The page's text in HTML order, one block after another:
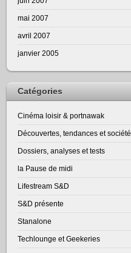
mai 2007
avril 2007
janvier 2005
Catégories
Cinéma loisir & portnawak
Découvertes, tendances et société
Dossiers, analyses et tests
la Pause de midi
Lifestream S&D
S&D présente
Stanalone
Techlounge et Geekeries